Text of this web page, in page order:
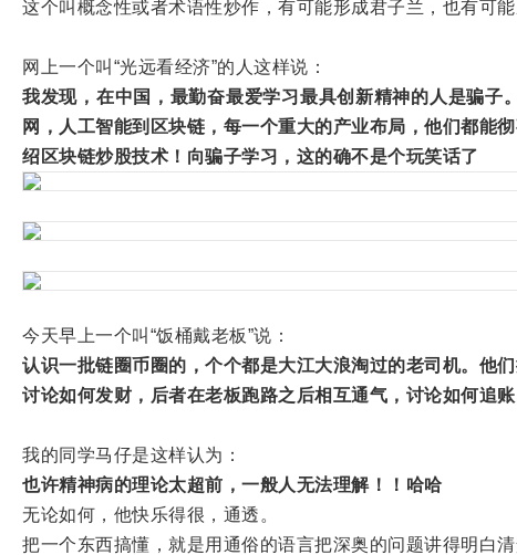
这个叫概念性或者术语性炒作，有可能形成君子兰，也有可能
网上一个叫“光远看经济”的人这样说：
我发现，在中国，最勤奋最爱学习最具创新精神的人是骗
网，人工智能到区块链，每一个重大的产业布局，他们都能
绍区块链炒股技术！向骗子学习，这的确不是个玩笑话了
今天早上一个叫“饭桶戴老板”说：
认识一批链圈币圈的，个个都是大江大浪淘过的老司机。他
讨论如何发财，后者在老板跑路之后相互通气，讨论如何追
我的同学马仔是这样认为：
也许精神病的理论太超前，一般人无法理解！！哈哈
无论如何，他快乐得很，通透。
把一个东西搞懂，就是用通俗的语言把深奥的问题讲得明白